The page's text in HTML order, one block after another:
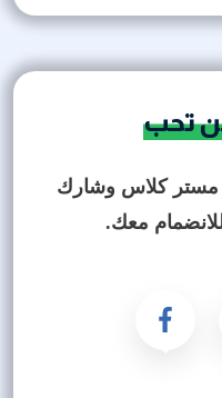
تحب
مستر كلاس وشارك
معك.